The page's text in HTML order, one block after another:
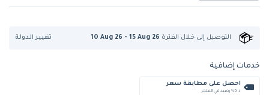
التوصيل إلى خلال الفترة 10 Aug 26 - 15 Aug 26 تغيير الدولة
خدمات إضافية
احصل على مطابقة سعر
+ %5 رصيد في المتجر